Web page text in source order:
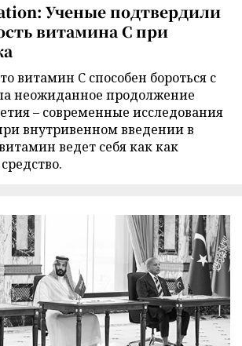
Ученые подтвердили
витамина C при
витамин C способен бороться с
неожиданное продолжение
– современные исследования
внутривенном введении в
ведет себя как как